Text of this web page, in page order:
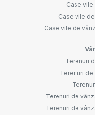
Case vile
Case vile
Case vile de
Terenuri
Terenuri de
Terenuri de
Terenuri de